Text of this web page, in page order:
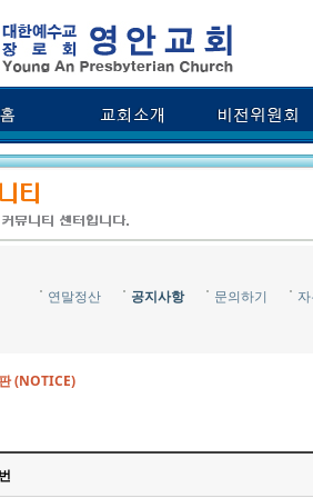
연말정산 공지사항 문의하기
(NOTICE)